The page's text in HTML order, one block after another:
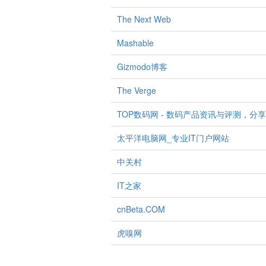
The Next Web
Mashable
Gizmodo博客
The Verge
TOP数码网 - 数码产品资讯与评测，分
太平洋电脑网_专业IT门户网站
中关村
IT之家
cnBeta.COM
虎嗅网